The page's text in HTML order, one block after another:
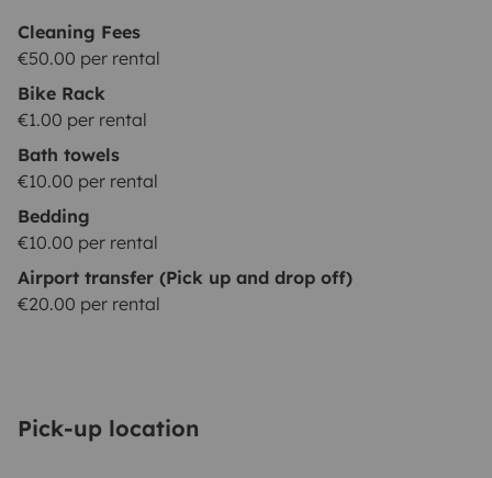
Cleaning Fees
€50.00 per rental
Bike Rack
€1.00 per rental
Bath towels
€10.00 per rental
Bedding
€10.00 per rental
Airport transfer (Pick up and drop off)
€20.00 per rental
Pick-up location